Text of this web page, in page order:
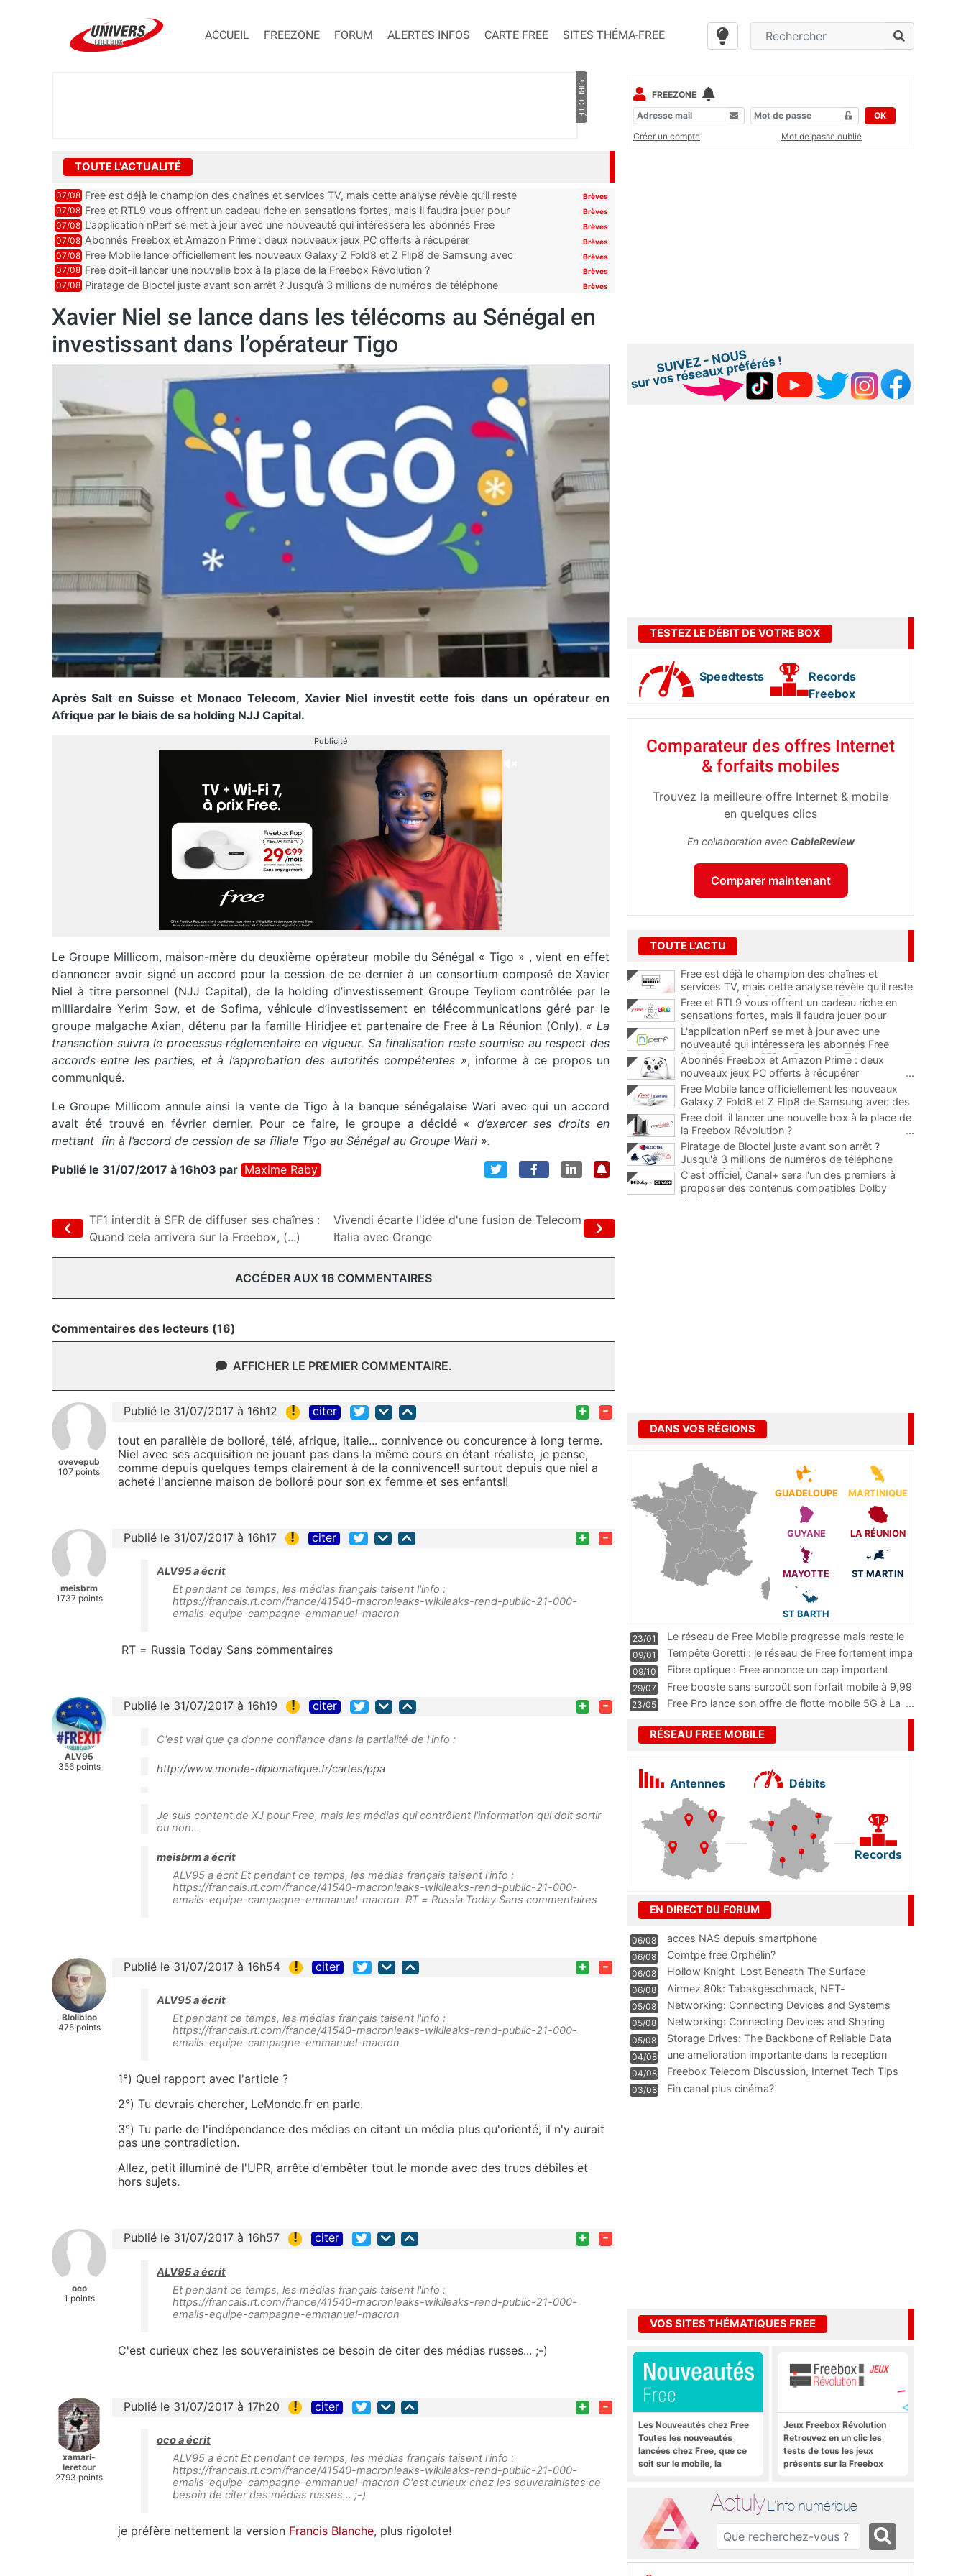
ACCUEIL FREEZONE FORUM ALERTES INFOS CARTE FREE SITES THÉMA-FREE
PUBLICITÉ
TOUTE L'ACTUALITÉ
07/08 Free est déjà le champion des chaînes et services TV, mais cette analyse révèle qu’il reste
encore au moin...
Brèves
07/08 Free et RTL9 vous offrent un cadeau riche en sensations fortes, mais il faudra jouer pour
l’obtenir
Brèves
07/08 L’application nPerf se met à jour avec une nouveauté qui intéressera les abonnés Free
Mobile, Orange, SFR ...
Brèves
07/08 Abonnés Freebox et Amazon Prime : deux nouveaux jeux PC offerts à récupérer Brèves
07/08 Free Mobile lance officiellement les nouveaux Galaxy Z Fold8 et Z Flip8 de Samsung avec
des promos et des cadeaux
Brèves
07/08 Free doit-il lancer une nouvelle box à la place de la Freebox Révolution ? Brèves
07/08 Piratage de Bloctel juste avant son arrêt ? Jusqu’à 3 millions de numéros de téléphone
Brèves
Xavier Niel se lance dans les télécoms au Sénégal en
investissant dans l’opérateur Tigo
Après Salt en Suisse et Monaco Telecom, Xavier Niel investit cette fois dans un opérateur en
Afrique par le biais de sa holding NJJ Capital.
Publicité
Le Groupe Millicom, maison-mère du deuxième opérateur mobile du Sénégal « Tigo » , vient en effet
d’annoncer avoir signé un accord pour la cession de ce dernier à un consortium composé de Xavier
Niel à titre personnel (NJJ Capital), de la holding d’investissement Groupe Teyliom contrôlée par le
milliardaire Yerim Sow, et de Sofima, véhicule d’investissement en télécommunications géré par le
groupe malgache Axian, détenu par la famille Hiridjee et partenaire de Free à La Réunion (Only). « La
transaction suivra le processus réglementaire en vigueur. Sa finalisation reste soumise au respect des
accords entre les parties, et à l’approbation des autorités compétentes », informe à ce propos un
communiqué.
Le Groupe Millicom annule ainsi la vente de Tigo à la banque sénégalaise Wari avec qui un accord
avait été trouvé en février dernier. Pour ce faire, le groupe a décidé« d’exercer ses droits en
mettant fin à l’accord de cession de sa filiale Tigo au Sénégal au Groupe Wari ».
Publié le 31/07/2017 à 16h03 par Maxime Raby
TF1 interdit à SFR de diffuser ses chaînes :
Quand cela arrivera sur la Freebox, (...)
Vivendi écarte l'idée d'une fusion de Telecom
Italia avec Orange
ACCÉDER AUX 16 COMMENTAIRES
Commentaires des lecteurs (16)
AFFICHER LE PREMIER COMMENTAIRE.
ovevepub
107 points
Publié le 31/07/2017 à 16h12 ! citer + -
tout en parallèle de bolloré, télé, afrique, italie... connivence ou concurence à long terme.
Niel avec ses acquisition ne jouant pas dans la même cours en étant réaliste, je pense,
comme depuis quelques temps clairement à de la connivence!! surtout depuis que niel a
acheté l'ancienne maison de bolloré pour son ex femme et ses enfants!!
meisbrm
1737 points
Publié le 31/07/2017 à 16h17 ! citer + -
ALV95 a écrit
Et pendant ce temps, les médias français taisent l'info :
https://francais.rt.com/france/41540-macronleaks-wikileaks-rend-public-21-000-
emails-equipe-campagne-emmanuel-macron
RT = Russia Today Sans commentaires
ALV95
356 points
Publié le 31/07/2017 à 16h19 ! citer + -
C'est vrai que ça donne confiance dans la partialité de l'info :
http://www.monde-diplomatique.fr/cartes/ppa
Je suis content de XJ pour Free, mais les médias qui contrôlent l'information qui doit sortir
ou non...
meisbrm a écrit
ALV95 a écrit Et pendant ce temps, les médias français taisent l'info :
https://francais.rt.com/france/41540-macronleaks-wikileaks-rend-public-21-000-
emails-equipe-campagne-emmanuel-macron RT = Russia Today Sans commentaires
Blolibloo
475 points
Publié le 31/07/2017 à 16h54 ! citer + -
ALV95 a écrit
Et pendant ce temps, les médias français taisent l'info :
https://francais.rt.com/france/41540-macronleaks-wikileaks-rend-public-21-000-
emails-equipe-campagne-emmanuel-macron
1°) Quel rapport avec l'article ?
2°) Tu devrais chercher, LeMonde.fr en parle.
3°) Tu parle de l'indépendance des médias en citant un média plus qu'orienté, il n'y aurait
pas une contradiction.
Allez, petit illuminé de l'UPR, arrête d'embêter tout le monde avec des trucs débiles et
hors sujets.
oco
1 points
Publié le 31/07/2017 à 16h57 ! citer + -
ALV95 a écrit
Et pendant ce temps, les médias français taisent l'info :
https://francais.rt.com/france/41540-macronleaks-wikileaks-rend-public-21-000-
emails-equipe-campagne-emmanuel-macron
C'est curieux chez les souverainistes ce besoin de citer des médias russes... ;-)
xamari-
leretour
2793 points
Publié le 31/07/2017 à 17h20 ! citer + -
oco a écrit
ALV95 a écrit Et pendant ce temps, les médias français taisent l'info :
https://francais.rt.com/france/41540-macronleaks-wikileaks-rend-public-21-000-
emails-equipe-campagne-emmanuel-macron C'est curieux chez les souverainistes ce
besoin de citer des médias russes... ;-)
je préfère nettement la version Francis Blanche, plus rigolote!
FREEZONE
OK
Créer un compte
Mot de passe oublié
TESTEZ LE DÉBIT DE VOTRE BOX
Speedtests
Records
Freebox
Comparateur des offres Internet
& forfaits mobiles
Trouvez la meilleure offre Internet & mobile
en quelques clics
En collaboration avec CableReview
Comparer maintenant
TOUTE L'ACTU
Free est déjà le champion des chaînes et
services TV, mais cette analyse révèle qu'il reste
encore au moins 141 ajouts possibles
Free et RTL9 vous offrent un cadeau riche en
sensations fortes, mais il faudra jouer pour
l'obtenir
L'application nPerf se met à jour avec une
nouveauté qui intéressera les abonnés Free
Mobile, Orange, SFR et Bouygues Telecom
Abonnés Freebox et Amazon Prime : deux
nouveaux jeux PC offerts à récupérer
...
Free Mobile lance officiellement les nouveaux
Galaxy Z Fold8 et Z Flip8 de Samsung avec des
promos et des cadeaux
...
Free doit-il lancer une nouvelle box à la place de
la Freebox Révolution ?
...
Piratage de Bloctel juste avant son arrêt ?
Jusqu'à 3 millions de numéros de téléphone
auraient fuité
C'est officiel, Canal+ sera l'un des premiers à
proposer des contenus compatibles Dolby
Vision 2
DANS VOS RÉGIONS
GUADELOUPE MARTINIQUE
GUYANE LA RÉUNION
MAYOTTE ST MARTIN
ST BARTH
23/01
Le réseau de Free Mobile progresse mais reste le
m
...
09/01
Tempête Goretti : le réseau de Free fortement impa
09/10
Fibre optique : Free annonce un cap important
pass
...
29/07
Free booste sans surcoût son forfait mobile à 9,99
23/05 Free Pro lance son offre de flotte mobile 5G à La ...
RÉSEAU FREE MOBILE
Antennes Débits
Records
EN DIRECT DU FORUM
06/08 acces NAS depuis smartphone
06/08 Comtpe free Orphélin?
06/08 Hollow Knight  Lost Beneath The Surface
06/08
Airmez 80k: Tabakgeschmack, NET-
Technologie und Leistung im
05/08 Networking: Connecting Devices and Systems
05/08
Networking: Connecting Devices and Sharing
Information
05/08
Storage Drives: The Backbone of Reliable Data
Management
04/08
une amelioration importante dans la reception
WIFI
04/08
Freebox Telecom Discussion, Internet Tech Tips
Communi
03/08 Fin canal plus cinéma?
VOS SITES THÉMATIQUES FREE
Les Nouveautés chez Free
Toutes les nouveautés
lancées chez Free, que ce
soit sur le mobile, la
Jeux Freebox Révolution
Retrouvez en un clic les
tests de tous les jeux
présents sur la Freebox
Actuly L'info numérique